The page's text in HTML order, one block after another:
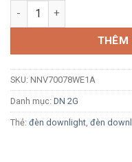
Đèn LED âm trần chống
THÊM
SKU: NNV70078WE1A
Danh mục: DN 2G
Thẻ: đèn downlight đèn